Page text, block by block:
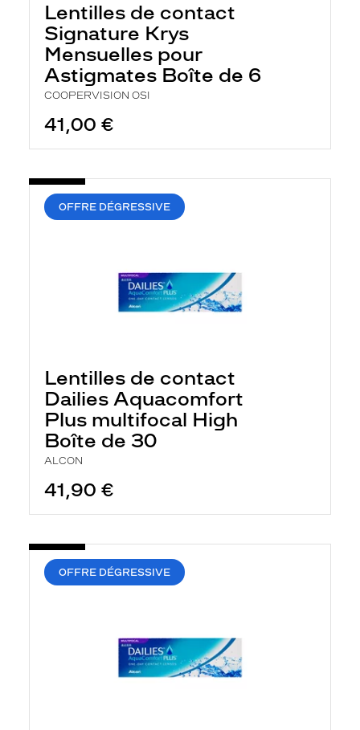
Lentilles de contact
Signature Krys
Mensuelles pour
Astigmates Boîte de 6
COOPERVISION OSI
41,00 €
OFFRE DÉGRESSIVE
Lentilles de contact
Dailies Aquacomfort
Plus multifocal High
Boîte de 30
ALCON
41,90 €
OFFRE DÉGRESSIVE